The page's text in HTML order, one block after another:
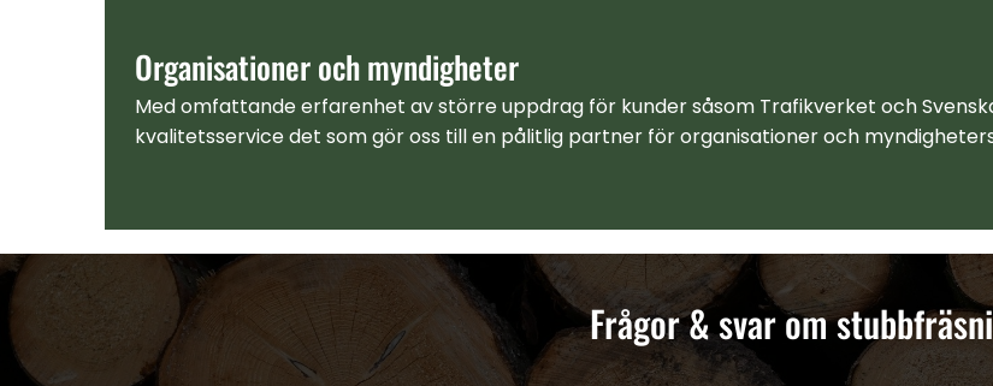
Organisationer och myndigheter
Med omfattande erfarenhet av större uppdrag för kunder såsom Trafikverket och
kvalitetsservice det som gör oss till en pålitlig partner för organisationer och
Frågor & svar om